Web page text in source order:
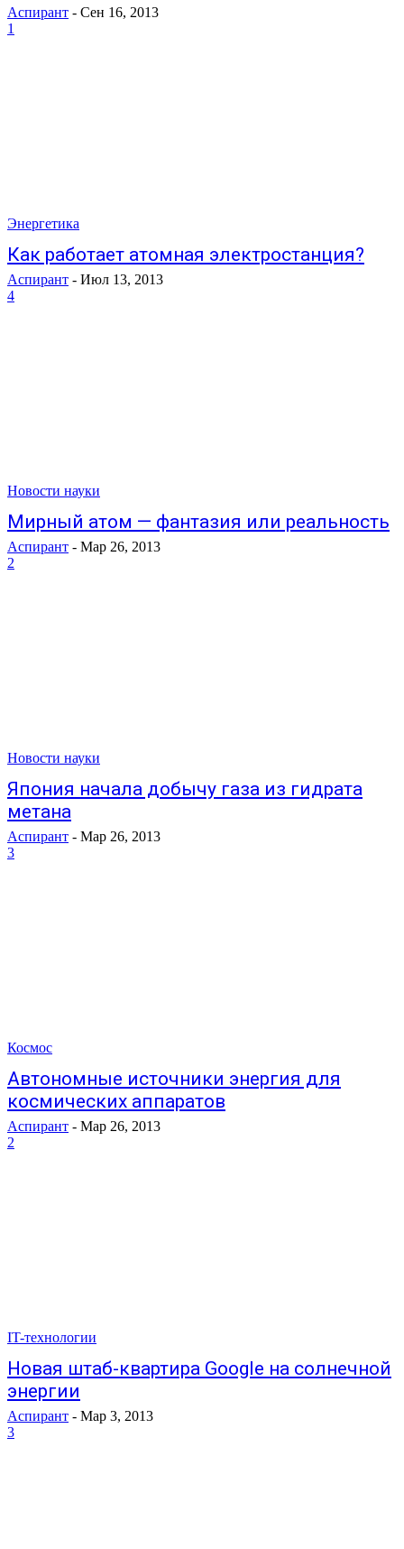
Аспирант - Сен 16, 2013
1
Энергетика
Как работает атомная электростанция?
Аспирант - Июл 13, 2013
4
Новости науки
Мирный атом — фантазия или реальность
Аспирант - Мар 26, 2013
2
Новости науки
Япония начала добычу газа из гидрата
метана
Аспирант - Мар 26, 2013
3
Космос
Автономные источники энергия для
космических аппаратов
Аспирант - Мар 26, 2013
2
IT-технологии
Новая штаб-квартира Google на солнечной
энергии
Аспирант - Мар 3, 2013
3